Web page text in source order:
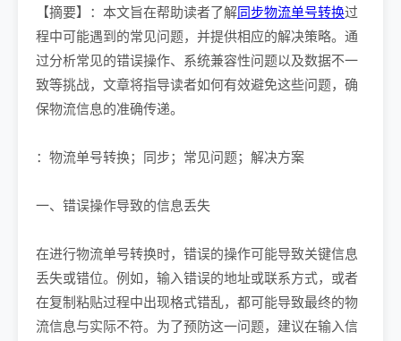
【摘要】：本文旨在帮助读者了解同步物流单号转换过
程中可能遇到的常见问题，并提供相应的解决策略。通
过分析常见的错误操作、系统兼容性问题以及数据不一
致等挑战，文章将指导读者如何有效避免这些问题，确
保物流信息的准确传递。
：物流单号转换；同步；常见问题；解决方案
一、错误操作导致的信息丢失
在进行物流单号转换时，错误的操作可能导致关键信息
丢失或错位。例如，输入错误的地址或联系方式，或者
在复制粘贴过程中出现格式错乱，都可能导致最终的物
流信息与实际不符。为了预防这一问题，建议在输入信